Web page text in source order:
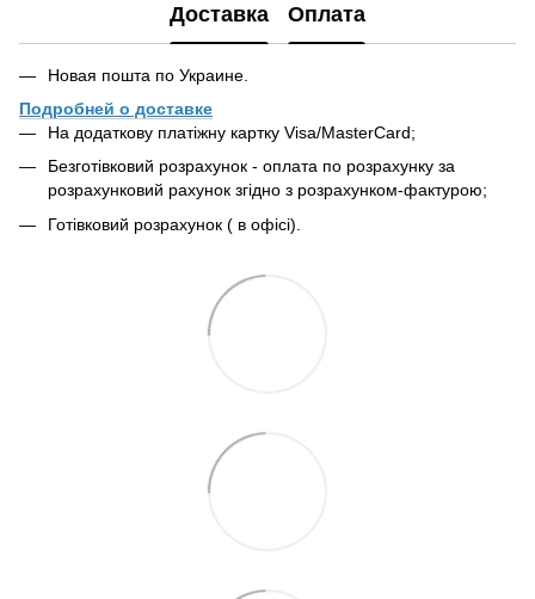
Доставка Оплата
Новая пошта по Украине.
Подробней о доставке
На додаткову платіжну картку Visa/MasterCard;
Безготівковий розрахунок - оплата по розрахунку за
розрахунковий рахунок згідно з розрахунком-фактурою;
Готівковий розрахунок ( в офісі).